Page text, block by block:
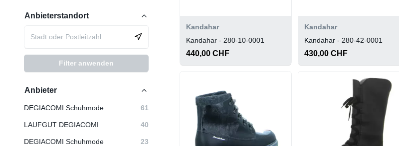
Anbieterstandort
Filter anwenden
Anbieter
DEGIACOMI Schuhmode 61
LAUFGUT DEGIACOMI 40
DEGIACOMI Schuhmode 23
Kandahar
Kandahar - 280-10-0001
440,00 CHF
Kandahar
Kandahar - 280-42-0001
430,00 CHF